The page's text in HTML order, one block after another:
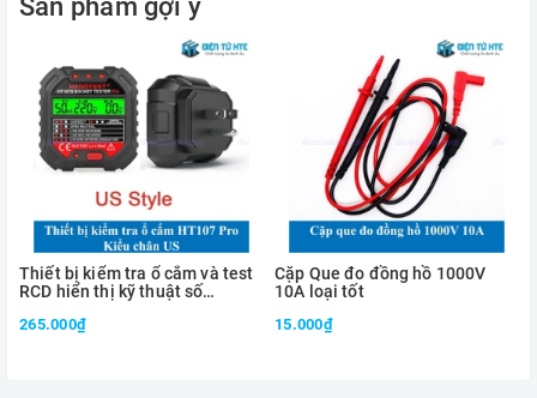
5.5x2.1mm)
Màn hình: độ phân giải 128x64px
Hỗ trợ đo linh kiện cắm, linh kiện dán
Kích thước: 14x8.2x4.6cm
Bảo hành 12 tháng
The most useful is the "continuous" capacitance/ESR meter
(C+ESR): no need to press the button for measurements.
Sản phẩm gợi ý
Thiết bị kiểm tra ổ cắm và test
RCD hiển thị kỹ thuật số
265.000₫
Cặp Que đo đồng hồ 1000V
10A loại tốt
15.000₫